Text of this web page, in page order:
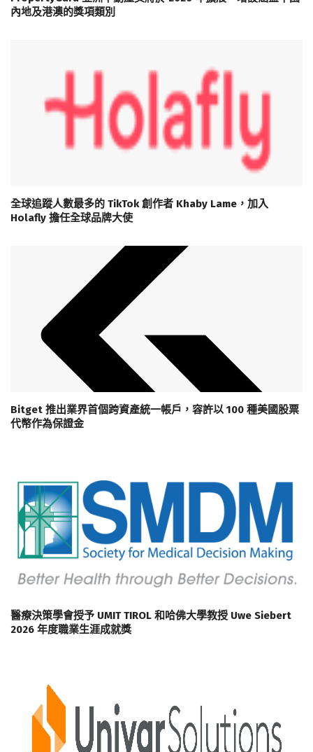
內地及港澳的獎項類別
全球追蹤人數最多的 TikTok 創作者 Khaby Lame，加入
Holafly 擔任全球品牌大使
Bitget 推出業界首個跨資產統一帳戶，容許以 100 種美國股票
代幣作為保證金
醫療決策學會授予 UMIT TIROL 和哈佛大學教授 Uwe Siebert
2026 年度職業生涯成就獎